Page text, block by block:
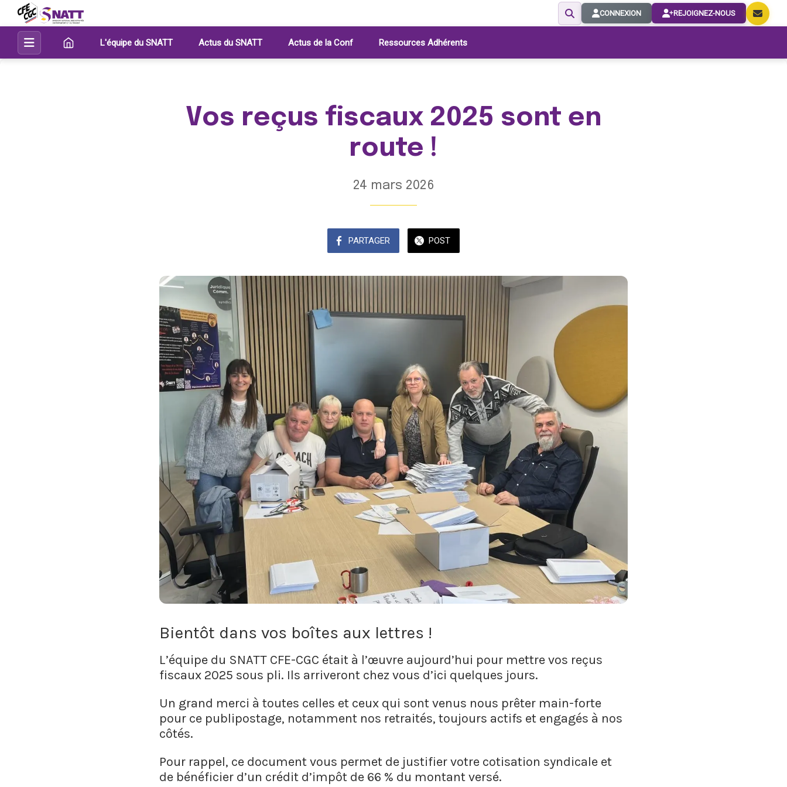
CONNEXION REJOIGNEZ-NOUS
L'équipe du SNATT Actus du SNATT Actus de la Conf Ressources Adhérents
Vos reçus fiscaux 2025 sont en
route !
24 mars 2026
PARTAGER POST
Bientôt dans vos boîtes aux lettres !
L’équipe du SNATT CFE-CGC était à l’œuvre aujourd’hui pour mettre vos reçus
fiscaux 2025 sous pli. Ils arriveront chez vous d’ici quelques jours.
Un grand merci à toutes celles et ceux qui sont venus nous prêter main-forte
pour ce publipostage, notamment nos retraités, toujours actifs et engagés à nos
côtés.
Pour rappel, ce document vous permet de justifier votre cotisation syndicale et
de bénéficier d’un crédit d’impôt de 66 % du montant versé.